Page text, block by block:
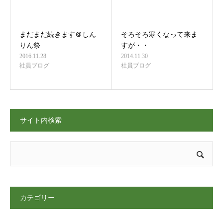
まだまだ続きます＠しん
りん祭
2016.11.28
社員ブログ
そろそろ寒くなって来ま
すが・・
2014.11.30
社員ブログ
サイト内検索
カテゴリー